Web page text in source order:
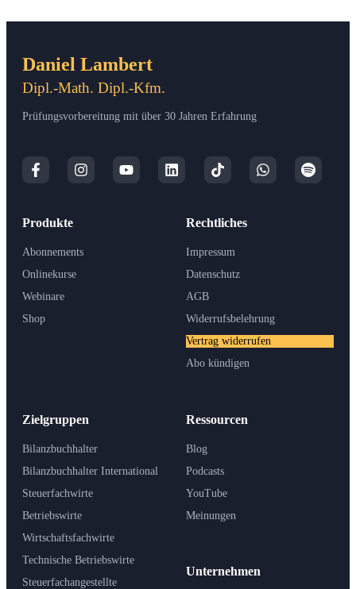
Daniel Lambert
Dipl.-Math. Dipl.-Kfm.
Prüfungsvorbereitung mit über 30 Jahren Erfahrung
Produkte
Abonnements
Onlinekurse
Webinare
Shop
Zielgruppen
Bilanzbuchhalter
Bilanzbuchhalter International
Steuerfachwirte
Betriebswirte
Wirtschaftsfachwirte
Technische Betriebswirte
Steuerfachangestellte
Ressourcen
Blog
Podcasts
YouTube
Meinungen
Unternehmen
Rechtliches
Impressum
Datenschutz
AGB
Widerrufsbelehrung
Vertrag widerrufen
Abo kündigen